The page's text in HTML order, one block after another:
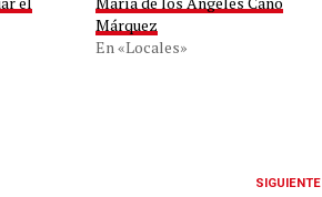
Márquez
En «Locales»
SIGUIENTE